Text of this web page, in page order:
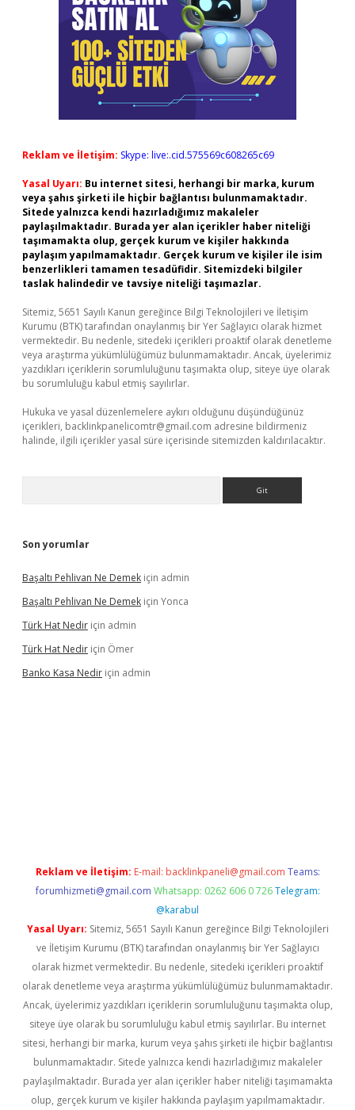
Reklam ve İletişim: Skype: live:.cid.575569c608265c69
Yasal Uyarı: Bu internet sitesi, herhangi bir marka, kurum
veya şahıs şirketi ile hiçbir bağlantısı bulunmamaktadır.
Sitede yalnızca kendi hazırladığımız makaleler
paylaşılmaktadır. Burada yer alan içerikler haber niteliği
taşımamakta olup, gerçek kurum ve kişiler hakkında
paylaşım yapılmamaktadır. Gerçek kurum ve kişiler ile isim
benzerlikleri tamamen tesadüfidir. Sitemizdeki bilgiler
taslak halindedir ve tavsiye niteliği taşımazlar.
Sitemiz, 5651 Sayılı Kanun gereğince Bilgi Teknolojileri ve İletişim
Kurumu (BTK) tarafından onaylanmış bir Yer Sağlayıcı olarak hizmet
vermektedir. Bu nedenle, sitedeki içerikleri proaktif olarak denetleme
veya araştırma yükümlülüğümüz bulunmamaktadır. Ancak, üyelerimiz
yazdıkları içeriklerin sorumluluğunu taşımakta olup, siteye üye olarak
bu sorumluluğu kabul etmiş sayılırlar.
Hukuka ve yasal düzenlemelere aykırı olduğunu düşündüğünüz
içerikleri, backlinkpanelicomtr@gmail.com adresine bildirmeniz
halinde, ilgili içerikler yasal süre içerisinde sitemizden kaldırılacaktır.
Son yorumlar
Başaltı Pehlivan Ne Demek için admin
Başaltı Pehlivan Ne Demek için Yonca
Türk Hat Nedir için admin
Türk Hat Nedir için Ömer
Banko Kasa Nedir için admin
Reklam ve İletişim: E-mail: backlinkpaneli@gmail.com Teams:
forumhizmeti@gmail.com Whatsapp: 0262 606 0 726 Telegram:
@karabul
Yasal Uyarı: Sitemiz, 5651 Sayılı Kanun gereğince Bilgi Teknolojileri
ve İletişim Kurumu (BTK) tarafından onaylanmış bir Yer Sağlayıcı
olarak hizmet vermektedir. Bu nedenle, sitedeki içerikleri proaktif
olarak denetleme veya araştırma yükümlülüğümüz bulunmamaktadır.
Ancak, üyelerimiz yazdıkları içeriklerin sorumluluğunu taşımakta olup,
siteye üye olarak bu sorumluluğu kabul etmiş sayılırlar. Bu internet
sitesi, herhangi bir marka, kurum veya şahıs şirketi ile hiçbir bağlantısı
bulunmamaktadır. Sitede yalnızca kendi hazırladığımız makaleler
paylaşılmaktadır. Burada yer alan içerikler haber niteliği taşımamakta
olup, gerçek kurum ve kişiler hakkında paylaşım yapılmamaktadır.